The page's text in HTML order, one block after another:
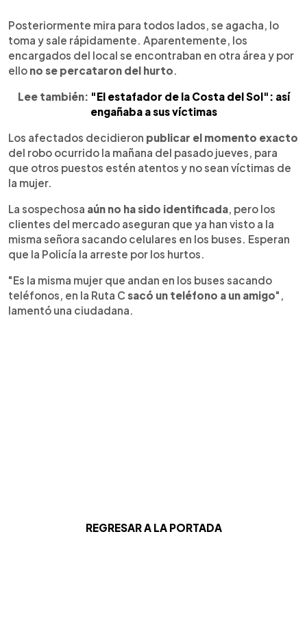
Posteriormente mira para todos lados, se agacha, lo
toma y sale rápidamente. Aparentemente, los
encargados del local se encontraban en otra área y por
ello no se percataron del hurto
Lee también: "El estafador de la Costa del Sol": así
engañaba a sus víctimas
Los afectados decidieron publicar el momento exacto
del robo ocurrido la mañana del pasado jueves, para
que otros puestos estén atentos y no sean víctimas de
la mujer.
La sospechosa aún no ha sido identificada , pero los
clientes del mercado aseguran que ya han visto a la
misma señora sacando celulares en los buses. Esperan
que la Policía la arreste por los hurtos.
"Es la misma mujer que andan en los buses sacando
teléfonos, en la Ruta C sacó un teléfono a un amigo",
lamentó una ciudadana.
REGRESAR A LA PORTADA